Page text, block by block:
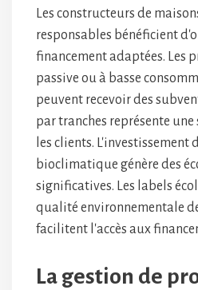
Les constructeurs de
responsables bénéficient
financement adaptées. Les
passive ou à basse
peuvent recevoir des
par tranches représente
les clients. L'investissement
bioclimatique génère des
significatives. Les labels
qualité environnementale
facilitent l'accès aux
La gestion de